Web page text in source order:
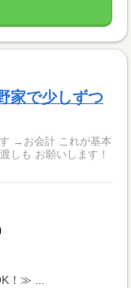
家で少しずつ
これが基本
しも お願いします！
！≫ ...